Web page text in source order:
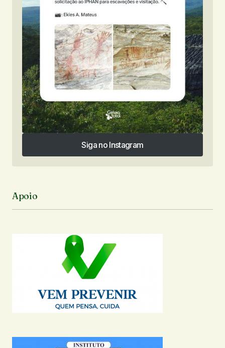
Siga no Instagram
Siga no Instagram
Apoio